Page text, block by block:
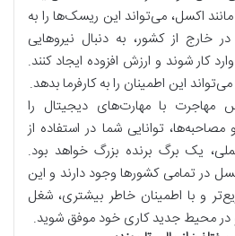
اکسل، می‌تواند این ریسک‌ها را به
در خارج از کشور، به دنبال نیروهایی
کار شوند و ارزش افزوده ایجاد کنند.
این اطمینان را به کارفرما بدهد.
مهاجرت با مهارت‌های دیجیتال را
توانایی شما در استفاده از
یک برگ برنده بزرگ خواهد بود.
در تمامی کشورها وجود دارند و این
و با اطمینان خاطر بیشتری، شغل
و در محیط جدید کاری خود موفق شوید.